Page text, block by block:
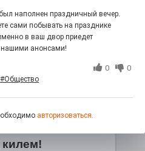
наполнен праздничный вечер.
сами побывать на празднике
в ваш двор приедет
анонсами!
0 0
#Общество
авторизоваться.